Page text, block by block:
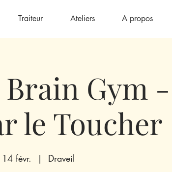
Traiteur Ateliers A propos
Gym
le Toucher
févr.
  |
Draveil